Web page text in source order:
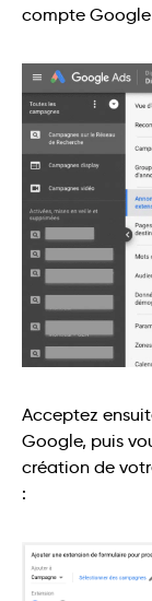
compte Google
Acceptez
Google, puis
création de
: